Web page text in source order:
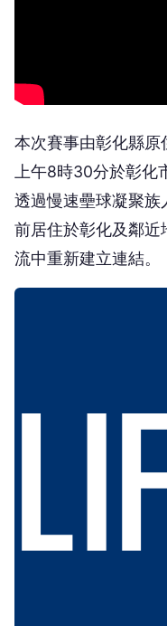
本次賽事由彰化縣原
上午8時30分於彰化
透過慢速壘球凝聚族
前居住於彰化及鄰近
流中重新建立連結。